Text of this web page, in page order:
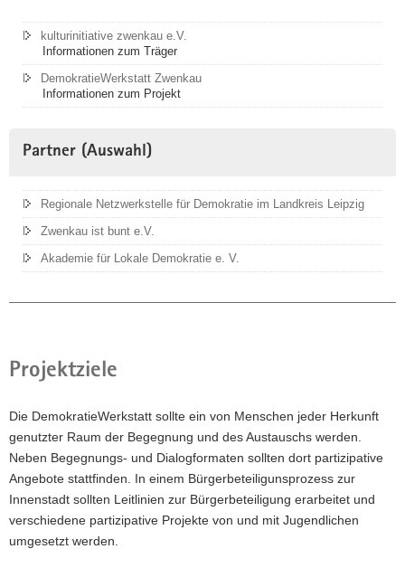
kulturinitiative zwenkau e.V.
Informationen zum Träger
DemokratieWerkstatt Zwenkau
Informationen zum Projekt
Partner (Auswahl)
Regionale Netzwerkstelle für Demokratie im Landkreis Leipzig
Zwenkau ist bunt e.V.
Akademie für Lokale Demokratie e. V.
Projektziele
Die DemokratieWerkstatt sollte ein von Menschen jeder Herkunft
genutzter Raum der Begegnung und des Austauschs werden.
Neben Begegnungs- und Dialogformaten sollten dort partizipative
Angebote stattfinden. In einem Bürgerbeteiligunsprozess zur
Innenstadt sollten Leitlinien zur Bürgerbeteiligung erarbeitet und
verschiedene partizipative Projekte von und mit Jugendlichen
umgesetzt werden.